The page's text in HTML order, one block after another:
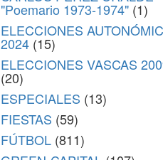
"Poemario 1973-1974" (1)
ELECCIONES
2024 (15)
ELECCIONES VASCAS
(20)
ESPECIALES (13)
FIESTAS (59)
FÚTBOL (811)